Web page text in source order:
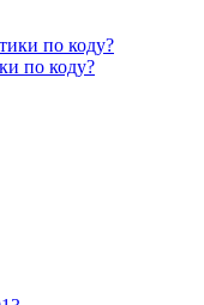
по коду?